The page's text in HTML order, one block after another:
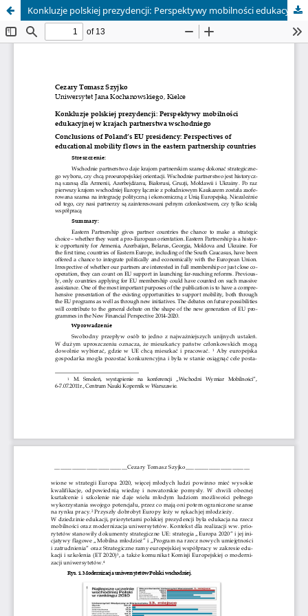
Konkluzje polskiej prezydencji: Perspektywy mobilności edukacyjnej w krajach partnerstwa wschodniego